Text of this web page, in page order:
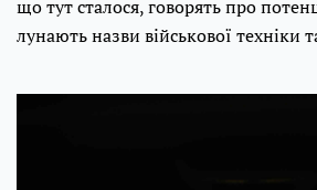
що тут сталося, говорять про
лунають назви військової техніки